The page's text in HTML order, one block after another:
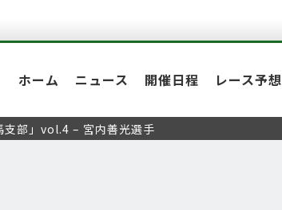
ホーム ニュース 開催日程 レース予想
支部」vol.4 – 宮内善光選手